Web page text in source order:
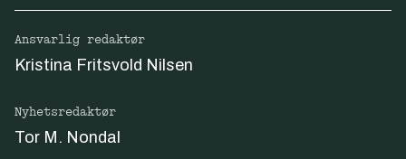
Ansvarlig redaktør
Kristina Fritsvold Nilsen
Nyhetsredaktør
Tor M. Nondal